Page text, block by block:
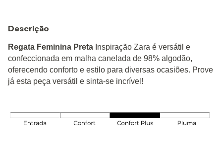
Descrição
Regata Feminina Preta Inspiração Zara é versátil e
confeccionada em malha canelada de 98% algodão,
oferecendo conforto e estilo para diversas ocasiões. Prove
já esta peça versátil e sinta-se incrível!